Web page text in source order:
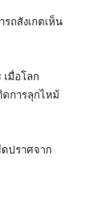
ถสังเกตเห็น
มื่อโลก
ดการลุกไหม้
ปราศจาก